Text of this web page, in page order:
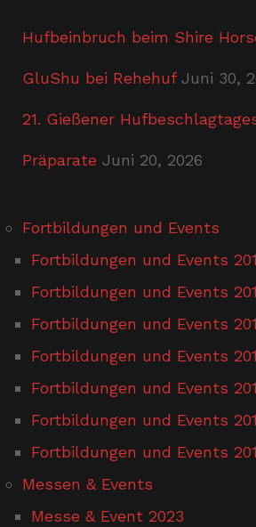
Hufbeinbruch beim Shire
GluShu bei Rehehuf Juni 30,
21. Gießener
Präparate Juni 20, 2026
Fortbildungen und Events
Fortbildungen und Events
Fortbildungen und Events
Fortbildungen und Events
Fortbildungen und Events
Fortbildungen und Events
Fortbildungen und Events
Fortbildungen und Events
Messen & Events
Messe & Event 2023